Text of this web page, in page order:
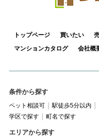
トップページ 買いたい
マンションカタログ
会社概
条件から探す
ペット相談可 駅徒歩5分以内
学区で探す
町名で探す
エリアから探す